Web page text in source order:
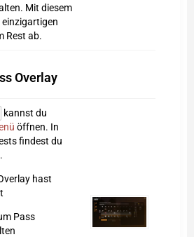
Mit diesem
Rest ab.
Overlay
kannst du
öffnen. In
findest du
.
hast
Pass